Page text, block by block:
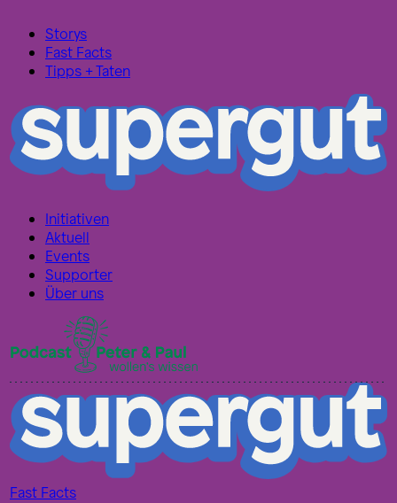
Storys
Fast Facts
Tipps + Taten
Initiativen
Aktuell
Events
Supporter
Über uns
Fast Facts